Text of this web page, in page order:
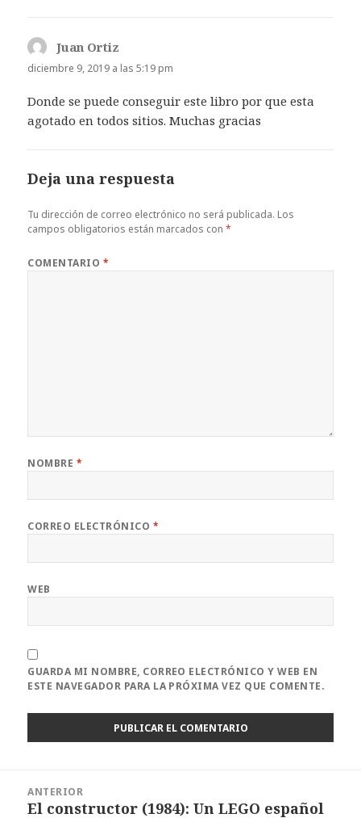
Juan Ortiz
diciembre 9, 2019 a las 5:19 pm
Donde se puede conseguir este libro por que esta
agotado en todos sitios. Muchas gracias
Deja una respuesta
Tu dirección de correo electrónico no será publicada. Los
campos obligatorios están marcados con*
COMENTARIO *
NOMBRE *
CORREO ELECTRÓNICO *
WEB
GUARDA MI NOMBRE, CORREO ELECTRÓNICO Y WEB EN
ESTE NAVEGADOR PARA LA PRÓXIMA VEZ QUE COMENTE.
ANTERIOR
Entrada
El constructor (1984): Un LEGO español